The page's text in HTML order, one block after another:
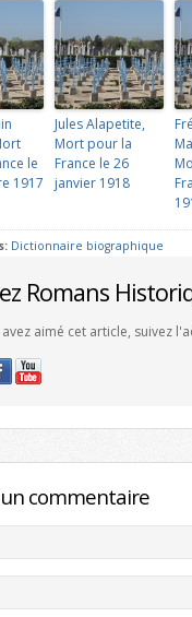
le
1917
Jules Alapetite,
Mort pour la
France le 26
janvier 1918
Dictionnaire biographique
Romans
avez aimé cet article, suivez
commentaire